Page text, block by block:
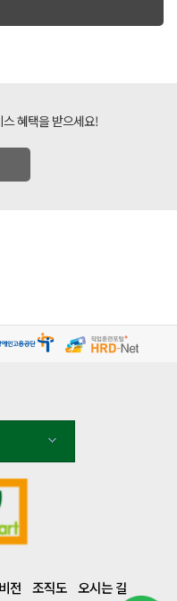
혜택을 받으세요!
비전 조직도 오시는 길